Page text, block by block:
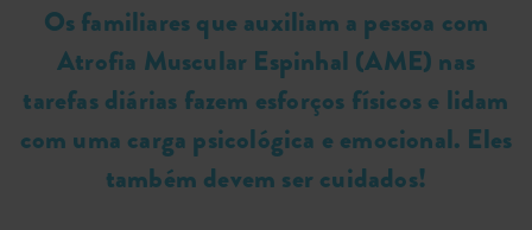
Os familiares que auxiliam a pessoa com
Atrofia Muscular Espinhal (AME) nas
tarefas diárias fazem esforços físicos e lidam
com uma carga psicológica e emocional. Eles
também devem ser cuidados!